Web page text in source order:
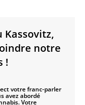
notre
!
votre franc-parler
avez abordé
Votre